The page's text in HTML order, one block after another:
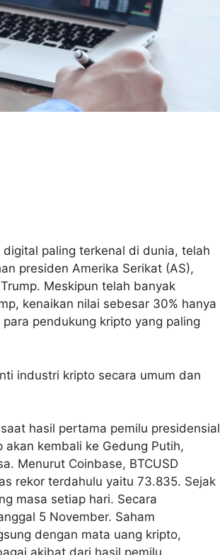
paling terkenal di dunia, telah
presiden Amerika Serikat (AS),
Meskipun telah banyak
kenaikan nilai sebesar 30% hanya
pendukung kripto yang paling
industri kripto secara umum dan
hasil pertama pemilu presidensial
kembali ke Gedung Putih,
Menurut Coinbase, BTCUSD
rekor terdahulu yaitu 73.835. Sejak
masa setiap hari. Secara
5 November. Saham
dengan mata uang kripto,